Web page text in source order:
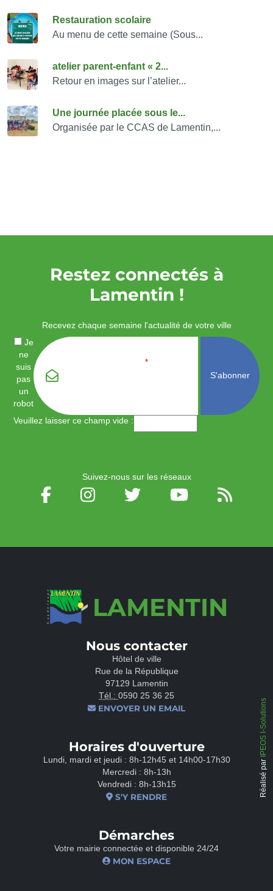
Consulter également
Restauration scolaire
Au menu de cette semaine (Sous...
atelier parent-enfant « 2...
Retour en images sur l’atelier...
Une journée placée sous le...
Organisée par le CCAS de Lamentin,...
LAMENTIN
Nous contacter
Hôtel de ville
Rue de la République
97129 Lamentin
Tél.: 0590 25 36 25
ENVOYER UN EMAIL
Horaires d'ouverture
Lundi, mardi et jeudi : 8h-12h45 et 14h00-17h30
Mercredi : 8h-13h
Vendredi : 8h-13h15
S'Y RENDRE
Démarches
Votre mairie connectée et disponible 24/24
MON ESPACE
Restez connectés à
Lamentin !
Recevez chaque semaine l'actualité de votre ville
Je
ne
suis
pas
un
robot
*
Veuillez laisser ce champ vide :
Suivez-nous sur les réseaux
Réalisé par
IPEOS I-Solutions